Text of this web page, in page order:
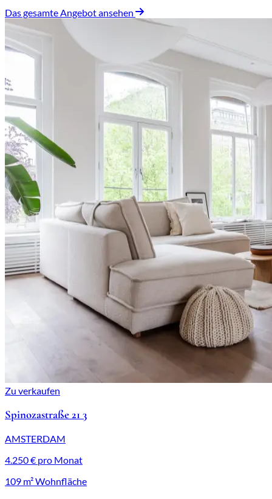
Das gesamte Angebot ansehen
Zu verkaufen
Spinozastraße 21 3
AMSTERDAM
4.250 € pro Monat
109 m² Wohnfläche